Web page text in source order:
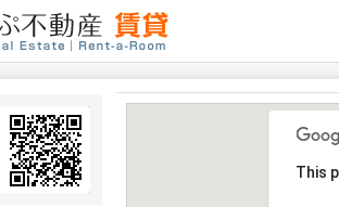
This